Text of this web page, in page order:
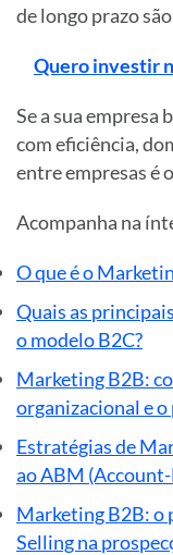
de longo prazo
Quero investir
Se a sua empresa
com eficiência,
entre empresas é
Acompanha na
O que é o
Quais as
o modelo B2C?
Marketing B2B:
organizacional e o
Estratégias de
ao ABM
Marketing B2B: o
Selling na